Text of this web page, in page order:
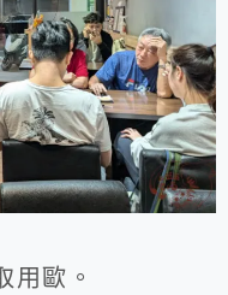
用歐。